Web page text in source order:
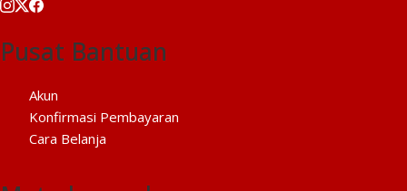
Pusat Bantuan
Akun
Konfirmasi Pembayaran
Cara Belanja